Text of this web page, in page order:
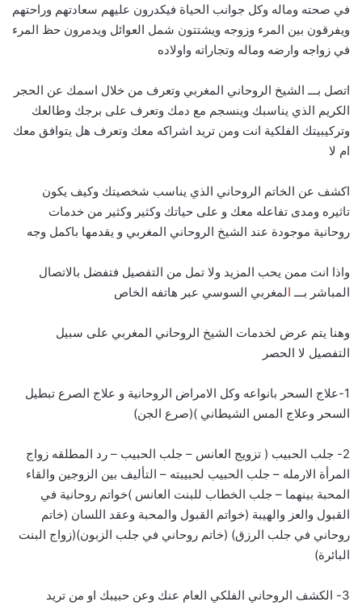
في صحته وماله وكل جوانب الحياة فيكدرون عليهم سعادتهم وراحتهم
ويفرقون بين المرء وزوجه ويشتتون شمل العوائل ويدمرون حظ المرء
في زواجه وارضه وماله وتجاراته واولاده
اتصل بـــ الشيخ الروحاني المغربي وتعرف من خلال اسمك عن الحجر
الكريم الذي يناسبك وينسجم مع دمك وتعرف على برجك وطالعك
وتركيبيتك الفلكية انت ومن تريد اشراكه معك وتعرف هل يتوافق معك
ام لا
اكشف عن الخاتم الروحاني الذي يناسب شخصيتك وكيف يكون
تاثيره ومدى تفاعله معك و على حياتك وكثير وكثير من خدمات
روحانية موجودة عند الشيخ الروحاني المغربي و يقدمها باكمل وجه
واذا انت ممن يحب المزيد ولا تمل من التفصيل فتفضل بالاتصال
المباشر بـــ المغربي السوسي عبر هاتفه الخاص
وهنا يتم عرض لخدمات الشيخ الروحاني المغربي على سبيل
التفصيل لا الحصر
1-علاج السحر بانواعه وكل الامراض الروحانية و علاج الصرع تبطيل
السحر وعلاج المس الشيطاني )(صرع الجن)
2- جلب الحبيب ( تزويج العانس – جلب الحبيب – رد المطلقه زواج
المرأة الارمله – جلب الحبيب لحبيبته – التأليف بين الزوجين والقاء
المحبة بينهما – جلب الخطاب للبنت العانس )خواتم روحانية في
القبول والعز والهيبة (خواتم القبول والمحبة وعقد اللسان (خاتم
روحاني في جلب الرزق) (خاتم روحاني في جلب الزبون)(زواج البنت
البائرة)
3- الكشف الروحاني الفلكي العام عنك وعن حبيبك او من تريد